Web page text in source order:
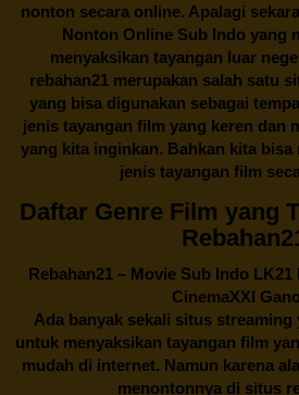
nonton secara online. Apalagi
Nonton Online Sub Indo yang
menyaksikan tayangan luar
rebahan21 merupakan salah satu
yang bisa digunakan sebagai
jenis tayangan film yang keren dan
yang kita inginkan. Bahkan kita bisa
jenis tayangan film
Daftar Genre Film yang
Rebahan21 – Movie Sub Indo LK21
CinemaXXI
Ada banyak sekali situs streaming
untuk menyaksikan tayangan film
mudah di internet. Namun karena
menontonnya di situs